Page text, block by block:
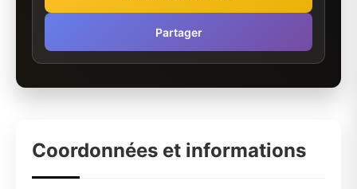
Partager
Coordonnées et informations